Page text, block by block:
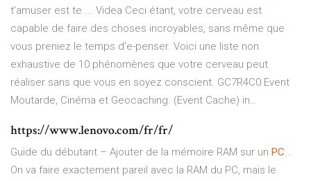
t'amuser est te ... Videa Ceci étant, votre cerveau est
capable de faire des choses incroyables, sans même que
vous preniez le temps d'e-penser. Voici une liste non
exhaustive de 10 phénomènes que votre cerveau peut
réaliser sans que vous en soyez conscient. GC7R4C0 Event
Moutarde, Cinéma et Geocaching. (Event Cache) in…
https://www.lenovo.com/fr/fr/
Guide du débutant – Ajouter de la mémoire RAM sur un PC...
On va faire exactement pareil avec la RAM du PC, mais le